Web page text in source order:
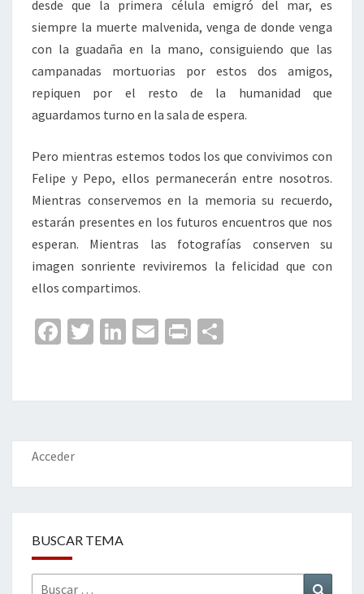
desde que la primera célula emigró del mar, es
siempre la muerte malvenida, venga de donde venga
con la guadaña en la mano, consiguiendo que las
campanadas mortuorias por estos dos amigos,
repiquen por el resto de la humanidad que
aguardamos turno en la sala de espera.
Pero mientras estemos todos los que convivimos con
Felipe y Pepo, ellos permanecerán entre nosotros.
Mientras conservemos en la memoria su recuerdo,
estarán presentes en los futuros encuentros que nos
esperan. Mientras las fotografías conserven su
imagen sonriente reviviremos la felicidad que con
ellos compartimos.
Fa
o
o
k
T
er
Li
dI
n
E
l
Pr
p
ar
Acceder
BUSCAR TEMA
Buscar